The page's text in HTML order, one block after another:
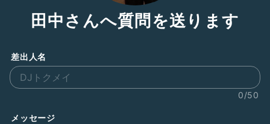
田中さんへ質問を送ります
差出人名
0/50
メッセージ